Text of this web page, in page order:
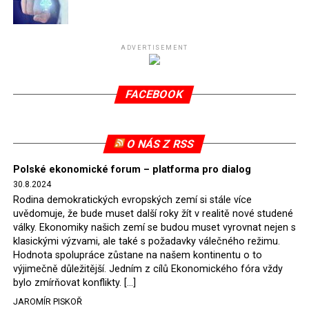
Připomeňme, že ukončení těžby hnědého uhlí pro
(SDEU) v souvislosti se stížnostmi českých samospráv
verdiktem španělské soudkyně Rosario Silva de Lapureta
tomuto rozhodnutí nevyhověla, proto na žádost
2022, než byl tento případ z důvodu uzavření dohody
Polska s Českou republikou o odstranění příčin sporu o
důl Turów vymazán z rejstříku tribunálu. Celkem si
Polsko nechalo z přiznaných evropských fondů odečíst
asi 70 milionů eur na pokutách a 45 milionů eur
zaplatilo jako odškodnění České republice – ale jak důl,
tak elektrárna nadále fungovaly. Už tehdy zástupci
tehdejší opozice a dnes vládnoucí koalice, jako
místopředseda Občanské platformy (PO) Rafał
ADVERTISEMENT
FACEBOOK
O NÁS Z RSS
Polské ekonomické forum – platforma pro dialog
30.8.2024
Rodina demokratických evropských zemí si stále více
uvědomuje, že bude muset další roky žít v realitě nové studené
války. Ekonomiky našich zemí se budou muset vyrovnat nejen s
klasickými výzvami, ale také s požadavky válečného režimu.
Hodnota spolupráce zůstane na našem kontinentu o to
výjimečně důležitější. Jedním z cílů Ekonomického fóra vždy
bylo zmírňovat konflikty. […]
JAROMÍR PISKOŘ